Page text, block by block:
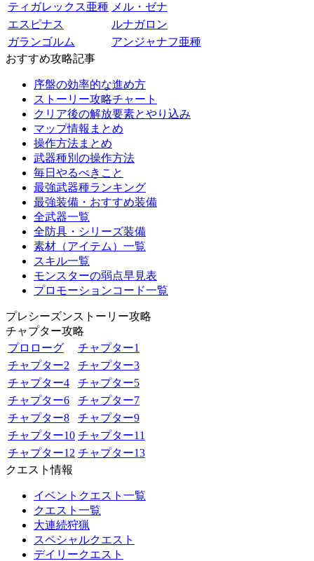
ティガレックス亜種 メル・ゼナ
エスピナス
ルナガロン
ガランゴルム
アンジャナフ亜種
おすすめ攻略記事
序盤の効率的な進め方
ストーリー攻略チャート
クリア後の解放要素とやり込み
マップ情報まとめ
操作方法まとめ
武器種別の操作方法
毎日やるべきこと
最強武器種ランキング
最強装備・おすすめ装備
全武器一覧
全防具・シリーズ装備
素材（アイテム）一覧
スキル一覧
モンスターの弱点早見表
プロモーションコード一覧
プレシーズンストーリー攻略
チャプター攻略
プロローグ
チャプター1
チャプター2
チャプター3
チャプター4
チャプター5
チャプター6
チャプター7
チャプター8
チャプター9
チャプター10 チャプター11
チャプター12 チャプター13
クエスト情報
イベントクエスト一覧
クエスト一覧
大連続狩猟
スペシャルクエスト
デイリークエスト